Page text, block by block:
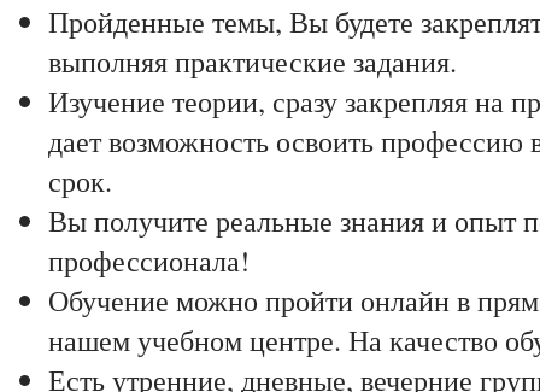
Пройденные темы, Вы будете
выполняя практические задания.
Изучение теории, сразу закрепляя на
дает возможность освоить профессию
срок.
Вы получите реальные знания и опыт
профессионала!
Обучение можно пройти онлайн в
нашем учебном центре. На качество
Есть утренние, дневные, вечерние